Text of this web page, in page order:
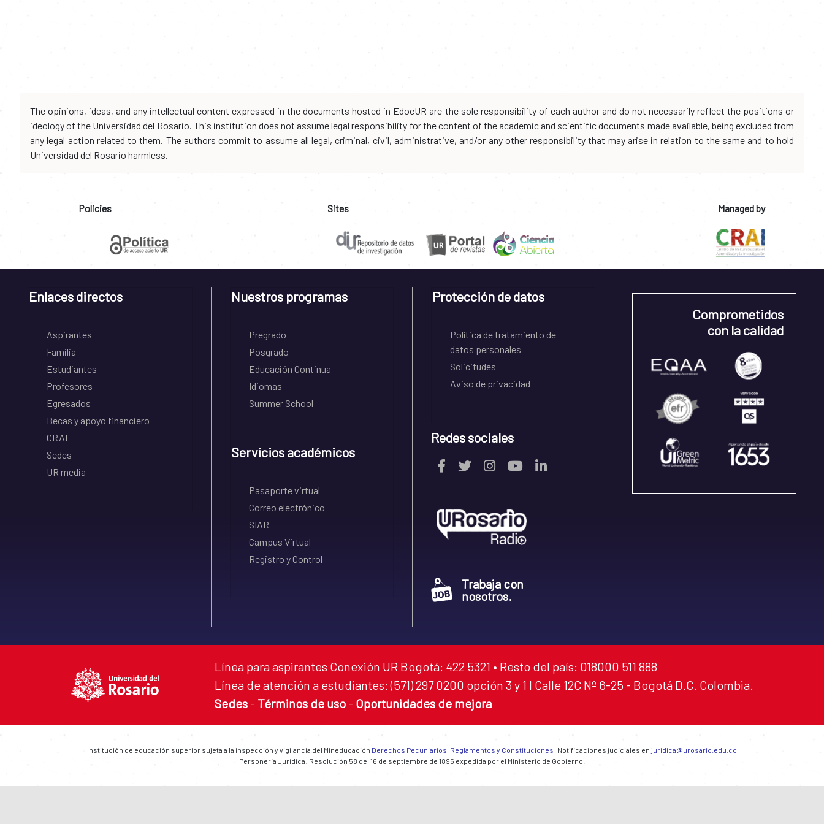
The opinions, ideas, and any intellectual content expressed in the documents hosted in EdocUR are the sole responsibility of each author and do not necessarily reflect the positions or
ideology of the Universidad del Rosario. This institution does not assume legal responsibility for the content of the academic and scientific documents made available, being excluded from
any legal action related to them. The authors commit to assume all legal, criminal, civil, administrative, and/or any other responsibility that may arise in relation to the same and to hold
Universidad del Rosario harmless.
Policies Sites Managed by
Enlaces directos
Aspirantes
Familia
Estudiantes
Profesores
Egresados
Becas y apoyo financiero
CRAI
Sedes
UR media
Nuestros programas
Pregrado
Posgrado
Educación Continua
Idiomas
Summer School
Servicios académicos
Pasaporte virtual
Correo electrónico
SIAR
Campus Virtual
Registro y Control
Protección de datos
Política de tratamiento de
datos personales
Solicitudes
Aviso de privacidad
Redes sociales
Trabaja con
nosotros.
Comprometidos
con la calidad
Línea para aspirantes Conexión UR Bogotá: 422 5321 • Resto del país: 018000 511 888
Línea de atención a estudiantes: (571) 297 0200 opción 3 y 1 I Calle 12C Nº 6-25 - Bogotá D.C. Colombia.
Sedes - Términos de uso - Oportunidades de mejora
Institución de educación superior sujeta a la inspección y vigilancia del Mineducación Derechos Pecuniarios, Reglamentos y Constituciones | Notificaciones judiciales en juridica@urosario.edu.co
Personería Jurídica: Resolución 58 del 16 de septiembre de 1895 expedida por el Ministerio de Gobierno.